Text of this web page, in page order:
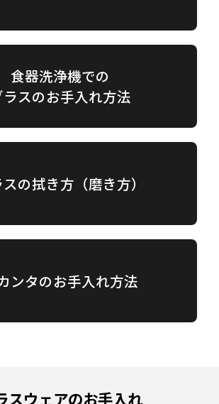
食器洗浄機での
ラスのお手入れ方法
の拭き方（磨き方）
ンタのお手入れ方法
スウェアのお手入れ